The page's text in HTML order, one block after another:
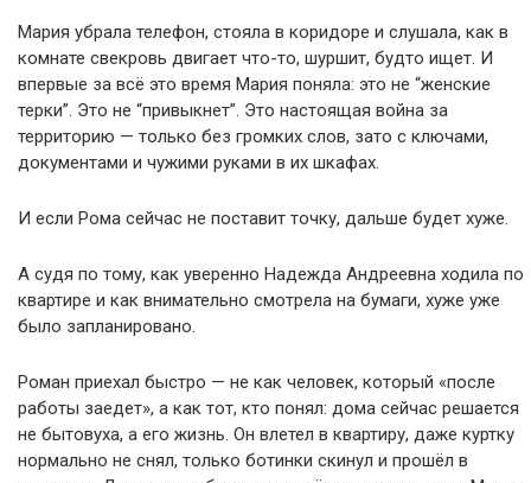
Мария убрала телефон, стояла в коридоре и слушала, как в
комнате свекровь двигает что-то, шуршит, будто ищет. И
впервые за всё это время Мария поняла: это не “женские
терки”. Это не “привыкнет”. Это настоящая война за
территорию — только без громких слов, зато с ключами,
документами и чужими руками в их шкафах.
И если Рома сейчас не поставит точку, дальше будет хуже.
А судя по тому, как уверенно Надежда Андреевна ходила по
квартире и как внимательно смотрела на бумаги, хуже уже
было запланировано.
Роман приехал быстро — не как человек, который «после
работы заедет», а как тот, кто понял: дома сейчас решается
не бытовуха, а его жизнь. Он влетел в квартиру, даже куртку
нормально не снял, только ботинки скинул и прошёл в